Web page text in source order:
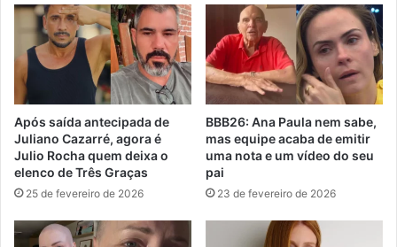
Após saída antecipada de
Juliano Cazarré, agora é
Julio Rocha quem deixa o
elenco de Três Graças
25 de fevereiro de 2026
BBB26: Ana Paula nem sabe,
mas equipe acaba de emitir
uma nota e um vídeo do seu
pai
23 de fevereiro de 2026